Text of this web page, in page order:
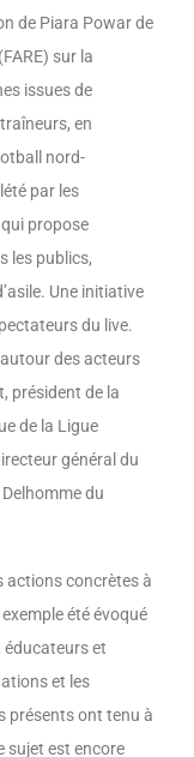
de Piara Powar de
sur la
issues de
en
nord-
par les
propose
les publics,
Une initiative
du live.
autour des acteurs
président de la
de la Ligue
général du
du
actions concrètes à
été évoqué
éducateurs et
et les
présents ont tenu à
sujet est encore